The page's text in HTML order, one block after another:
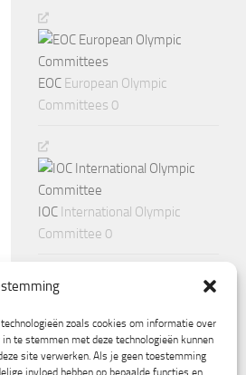
zoals cookies om informatie over
te stemmen met deze technologieën kunnen
site verwerken. Als je geen toestemming
invloed hebben op bepaalde functies en
EOC European Olympic
Committees 0
IOC International Olympic
Committee 0